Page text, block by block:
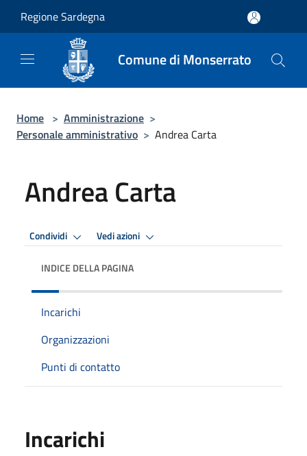
Regione Sardegna
Comune di Monserrato
Home > Amministrazione >
Personale amministrativo > Andrea Carta
Andrea Carta
Condividi Vedi azioni
INDICE DELLA PAGINA
Incarichi
Organizzazioni
Punti di contatto
Incarichi